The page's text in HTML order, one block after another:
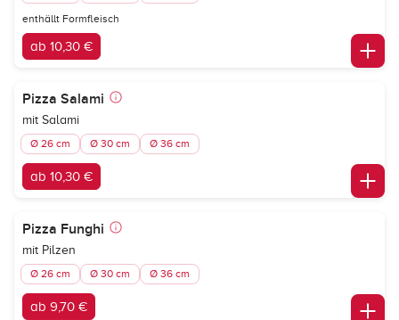
enthällt Formfleisch
ab 10,30 €
Pizza Salami
mit Salami
Ø 26 cm Ø 30 cm Ø 36 cm
ab 10,30 €
Pizza Funghi
mit Pilzen
Ø 26 cm Ø 30 cm Ø 36 cm
ab 9,70 €